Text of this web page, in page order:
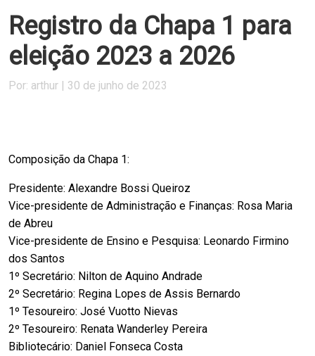
Registro da Chapa 1 para
eleição 2023 a 2026
Por: arthur | 30 de junho de 2023
Composição da Chapa 1:
Presidente: Alexandre Bossi Queiroz
Vice-presidente de Administração e Finanças: Rosa Maria
de Abreu
Vice-presidente de Ensino e Pesquisa: Leonardo Firmino
dos Santos
1º Secretário: Nilton de Aquino Andrade
2º Secretário: Regina Lopes de Assis Bernardo
1º Tesoureiro: José Vuotto Nievas
2º Tesoureiro: Renata Wanderley Pereira
Bibliotecário: Daniel Fonseca Costa